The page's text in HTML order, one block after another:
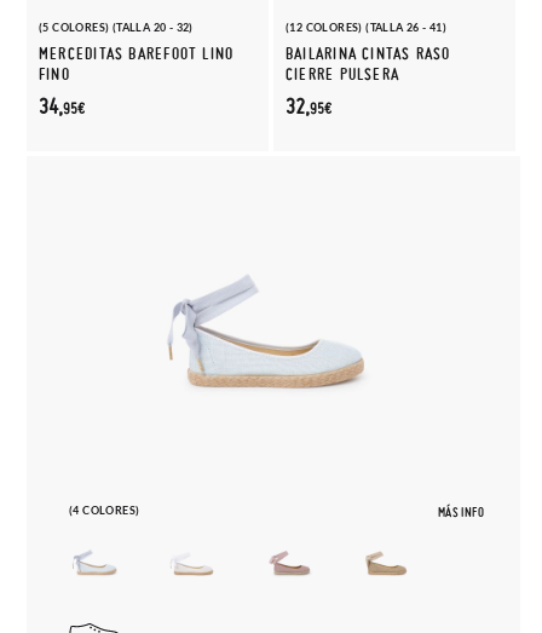
(5 COLORES) (TALLA 20 - 32)
MERCEDITAS BAREFOOT LINO
FINO
34,95€
(12 COLORES) (TALLA 26 - 41)
BAILARINA CINTAS RASO
CIERRE PULSERA
32,95€
(4 COLORES) MÁS INFO